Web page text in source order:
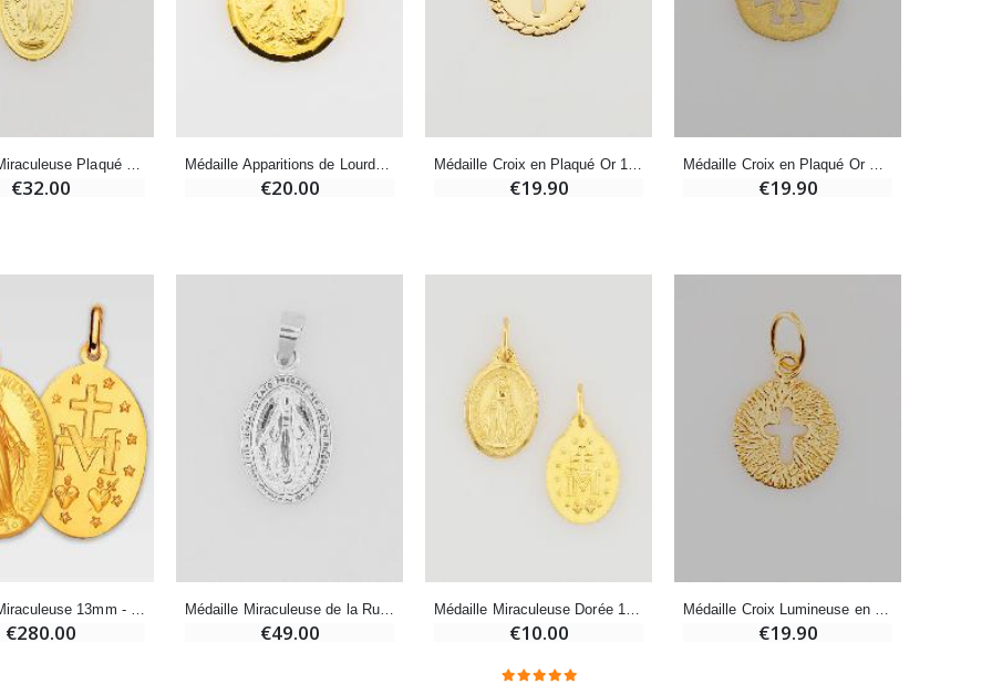
€5.50 €4.95
Lot de 20 Bougies de Neuvaine Blanches
€78.00 €58.50
Huile d'Onction
€9.90
€2.50
€5.50 €4.95
€78.00
Huile d'Onction
Médaille Miraculeuse Plaqué Or sur Base Argent - 13mm
€32.00
Médaille Apparitions de Lourdes Plaqué Or - 13mm
€20.00
Médaille Croix en Plaqué Or 18 Carats - 13mm
€19.90
Médaille Croix en Plaqué Or Poli 18 Carats - 13mm
€19.90
Médaille Miraculeuse 13mm - Or 9 carats
€280.00
Médaille Miraculeuse de la Rue du Bac en Argent - 13mm
€49.00
Médaille Miraculeuse Dorée 13mm
€10.00
Médaille Croix Lumineuse en Plaqué Or Poli 18 Carats - 13mm
€19.90